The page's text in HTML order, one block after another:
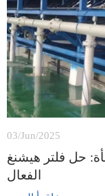
03/Jun/2025
حل فلتر هيشنغ
الفعال